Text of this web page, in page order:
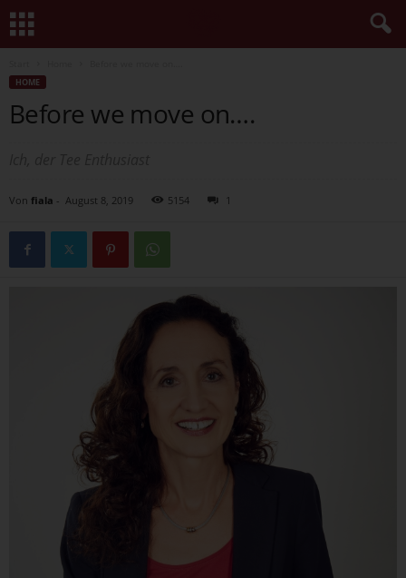
HOME
Before we move on….
Von fiala - August 8, 2019 5154 1